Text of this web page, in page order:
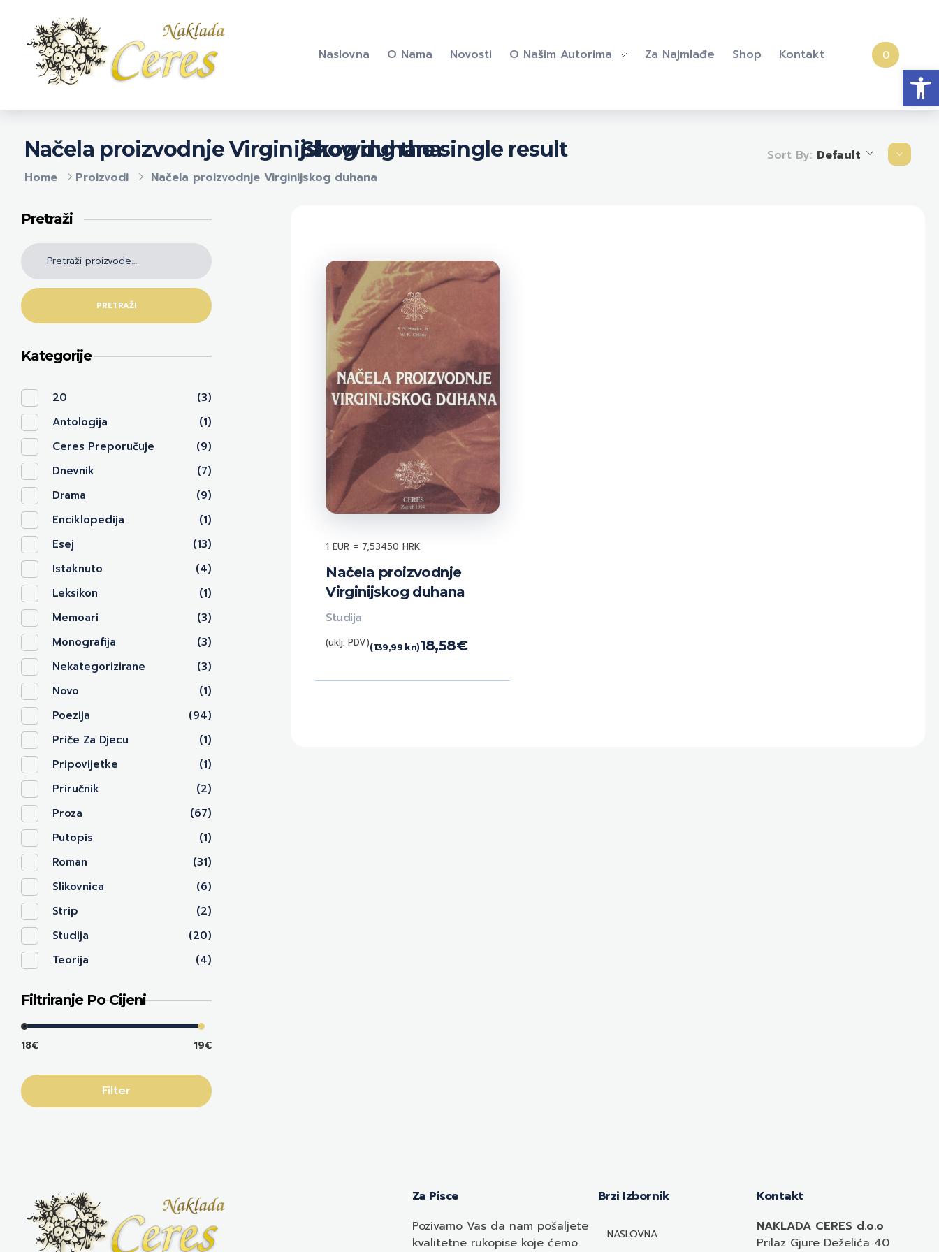
Naslovna O Nama Novosti O Našim Autorima Za Najmlađe Shop Kontakt 0
Home Proizvodi Načela proizvodnje Virginijskog duhana
Načela proizvodnje Virginijskog duhana
Showing the single result Sort By: Default
Načela proizvodnje
Virginijskog duhana
18,58€
(139,99 kn)
(uklj. PDV)
Studija
1 EUR = 7,53450 HRK
Pretraži
PRETRAŽI
Kategorije
20
(3)
Antologija
(1)
Ceres Preporučuje
(9)
Dnevnik
(7)
Drama
(9)
Enciklopedija
(1)
Esej
(13)
Istaknuto
(4)
Leksikon
(1)
Memoari
(3)
Monografija
(3)
Nekategorizirane
(3)
Novo
(1)
Poezija
(94)
Priče Za Djecu
(1)
Pripovijetke
(1)
Priručnik
(2)
Proza
(67)
Putopis
(1)
Roman
(31)
Slikovnica
(6)
Strip
(2)
Studija
(20)
Teorija
(4)
Filtriranje Po Cijeni
18€ 19€
Filter
Za Pisce
Pozivamo Vasda nam pošaljete
kvalitetne rukopise koje ćemo
Brzi Izbornik
NASLOVNA
Kontakt
NAKLADA CERES d.o.o
Prilaz Gjure Deželića 40